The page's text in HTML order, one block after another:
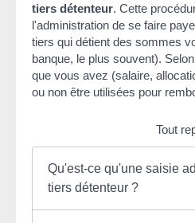
tiers détenteur. Cette
l'administration de se faire
tiers qui détient des sommes
banque, le plus souvent).
que vous avez (salaire,
ou non être utilisées pour
Tout
Qu'est-ce qu'une saisie
tiers détenteur ?